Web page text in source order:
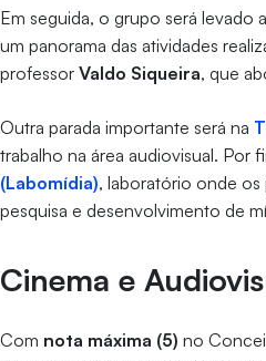
Em seguida, o grupo será levado
um panorama das atividades
professorValdo Siqueira, que
Outra parada importante será na
trabalho na área audiovisual. Por
(Labomídia), laboratório onde os
pesquisa e desenvolvimento de
Cinema e
Com nota máxima (5) no